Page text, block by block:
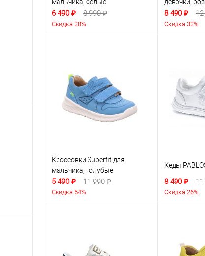
мальчика, белые
6 490 ₽ 8 990 ₽
Скидка 28%
девочки,
8 490 ₽
Скидка 32%
Кроссовки Superfit для
мальчика, голубые
5 490 ₽ 11 990 ₽
Скидка 54%
Кеды
8 490 ₽
Скидка 26%